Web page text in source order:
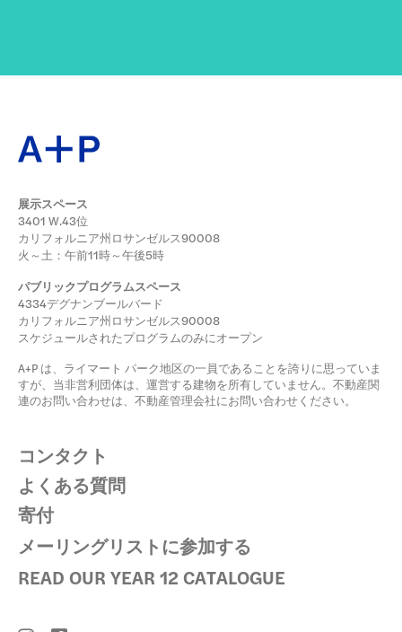
展示スペース
3401 W.43位
カリフォルニア州ロサンゼルス90008
火～土：午前11時～午後5時
パブリックプログラムスペース
4334デグナンブールバード
カリフォルニア州ロサンゼルス90008
スケジュールされたプログラムのみにオープン
A+P は、ライマート パーク地区の一員であることを誇りに思っていま
すが、当非営利団体は、運営する建物を所有していません。不動産関
連のお問い合わせは、不動産管理会社にお問い合わせください。
コンタクト
よくある質問
寄付
メーリングリストに参加する
READ OUR YEAR 12 CATALOGUE